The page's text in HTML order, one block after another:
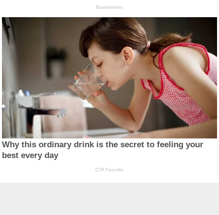
Brainberries
Why this ordinary drink is the secret to feeling your
best every day
CTA Favorite